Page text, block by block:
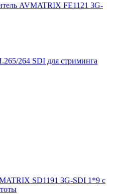
AVMATRIX FE1121 3G-
264 SDI для стриминга
SD1191 3G-SDI 1*9 с